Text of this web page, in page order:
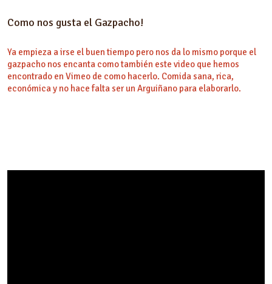
Como nos gusta el Gazpacho!
Ya empieza a irse el buen tiempo pero nos da lo mismo porque el
gazpacho nos encanta como también este video que hemos
encontrado en Vimeo de como hacerlo. Comida sana, rica,
económica y no hace falta ser un Arguiñano para elaborarlo.